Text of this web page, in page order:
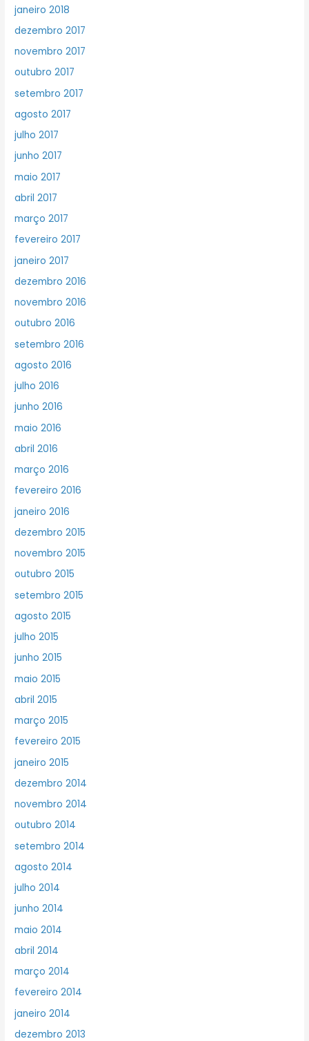
janeiro 2018
dezembro 2017
novembro 2017
outubro 2017
setembro 2017
agosto 2017
julho 2017
junho 2017
maio 2017
abril 2017
março 2017
fevereiro 2017
janeiro 2017
dezembro 2016
novembro 2016
outubro 2016
setembro 2016
agosto 2016
julho 2016
junho 2016
maio 2016
abril 2016
março 2016
fevereiro 2016
janeiro 2016
dezembro 2015
novembro 2015
outubro 2015
setembro 2015
agosto 2015
julho 2015
junho 2015
maio 2015
abril 2015
março 2015
fevereiro 2015
janeiro 2015
dezembro 2014
novembro 2014
outubro 2014
setembro 2014
agosto 2014
julho 2014
junho 2014
maio 2014
abril 2014
março 2014
fevereiro 2014
janeiro 2014
dezembro 2013